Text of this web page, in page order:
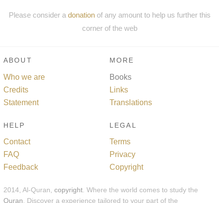
Please consider a donationof any amount to help us further this
corner of the web
ABOUT
Who we are
Credits
Statement
MORE
Books
Links
Translations
HELP
Contact
FAQ
Feedback
LEGAL
Terms
Privacy
Copyright
2014, Al-Quran, copyright . Where the world comes to study the
Quran . Discover a experience tailored to your part of the